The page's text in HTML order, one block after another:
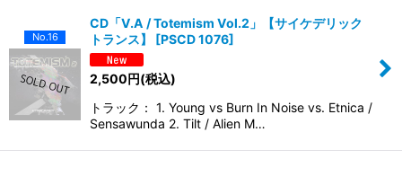
No.16
CD「V.A / Totemism Vol.2」【サイケデリック
トランス】
[PSCD 1076]
2,500円(税込)
トラック： 1. Young vs Burn In Noise vs. Etnica /
Sensawunda 2. Tilt / Alien M…